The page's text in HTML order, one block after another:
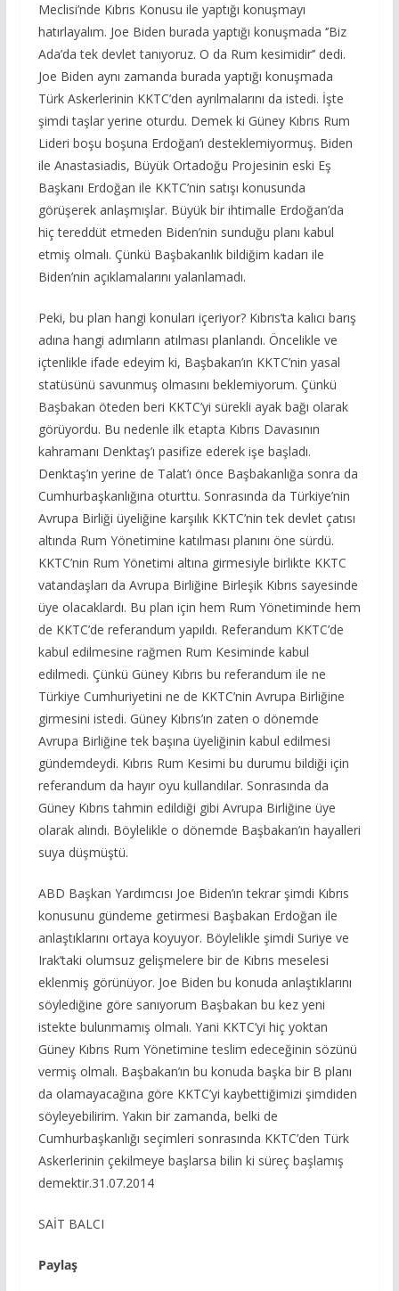
Meclisi’nde Kıbrıs Konusu ile yaptığı konuşmayı
hatırlayalım. Joe Biden burada yaptığı konuşmada ‘’Biz
Ada’da tek devlet tanıyoruz. O da Rum kesimidir’’ dedi.
Joe Biden aynı zamanda burada yaptığı konuşmada
Türk Askerlerinin KKTC’den ayrılmalarını da istedi. İşte
şimdi taşlar yerine oturdu. Demek ki Güney Kıbrıs Rum
Lideri boşu boşuna Erdoğan’ı desteklemiyormuş. Biden
ile Anastasiadis, Büyük Ortadoğu Projesinin eski Eş
Başkanı Erdoğan ile KKTC’nin satışı konusunda
görüşerek anlaşmışlar. Büyük bir ihtimalle Erdoğan’da
hiç tereddüt etmeden Biden’nin sunduğu planı kabul
etmiş olmalı. Çünkü Başbakanlık bildiğim kadarı ile
Biden’nin açıklamalarını yalanlamadı.
Peki, bu plan hangi konuları içeriyor? Kıbrıs’ta kalıcı barış
adına hangi adımların atılması planlandı. Öncelikle ve
içtenlikle ifade edeyim ki, Başbakan’ın KKTC’nin yasal
statüsünü savunmuş olmasını beklemiyorum. Çünkü
Başbakan öteden beri KKTC’yi sürekli ayak bağı olarak
görüyordu. Bu nedenle ilk etapta Kıbrıs Davasının
kahramanı Denktaş’ı pasifize ederek işe başladı.
Denktaş’ın yerine de Talat’ı önce Başbakanlığa sonra da
Cumhurbaşkanlığına oturttu. Sonrasında da Türkiye’nin
Avrupa Birliği üyeliğine karşılık KKTC’nin tek devlet çatısı
altında Rum Yönetimine katılması planını öne sürdü.
KKTC’nin Rum Yönetimi altına girmesiyle birlikte KKTC
vatandaşları da Avrupa Birliğine Birleşik Kıbrıs sayesinde
üye olacaklardı. Bu plan için hem Rum Yönetiminde hem
de KKTC’de referandum yapıldı. Referandum KKTC’de
kabul edilmesine rağmen Rum Kesiminde kabul
edilmedi. Çünkü Güney Kıbrıs bu referandum ile ne
Türkiye Cumhuriyetini ne de KKTC’nin Avrupa Birliğine
girmesini istedi. Güney Kıbrıs’ın zaten o dönemde
Avrupa Birliğine tek başına üyeliğinin kabul edilmesi
gündemdeydi. Kıbrıs Rum Kesimi bu durumu bildiği için
referandum da hayır oyu kullandılar. Sonrasında da
Güney Kıbrıs tahmin edildiği gibi Avrupa Birliğine üye
olarak alındı. Böylelikle o dönemde Başbakan’ın hayalleri
suya düşmüştü.
ABD Başkan Yardımcısı Joe Biden’ın tekrar şimdi Kıbrıs
konusunu gündeme getirmesi Başbakan Erdoğan ile
anlaştıklarını ortaya koyuyor. Böylelikle şimdi Suriye ve
Irak’taki olumsuz gelişmelere bir de Kıbrıs meselesi
eklenmiş görünüyor. Joe Biden bu konuda anlaştıklarını
söylediğine göre sanıyorum Başbakan bu kez yeni
istekte bulunmamış olmalı. Yani KKTC’yi hiç yoktan
Güney Kıbrıs Rum Yönetimine teslim edeceğinin sözünü
vermiş olmalı. Başbakan’ın bu konuda başka bir B planı
da olamayacağına göre KKTC’yi kaybettiğimizi şimdiden
söyleyebilirim. Yakın bir zamanda, belki de
Cumhurbaşkanlığı seçimleri sonrasında KKTC’den Türk
Askerlerinin çekilmeye başlarsa bilin ki süreç başlamış
demektir.31.07.2014
SAİT BALCI
Paylaş